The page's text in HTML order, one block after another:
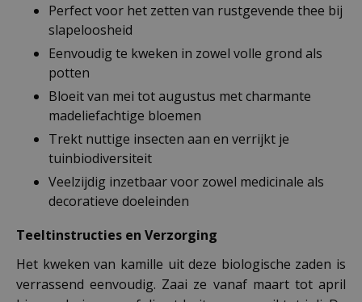
Perfect voor het zetten van rustgevende thee bij
slapeloosheid
Eenvoudig te kweken in zowel volle grond als
potten
Bloeit van mei tot augustus met charmante
madeliefachtige bloemen
Trekt nuttige insecten aan en verrijkt je
tuinbiodiversiteit
Veelzijdig inzetbaar voor zowel medicinale als
decoratieve doeleinden
Teeltinstructies en Verzorging
Het kweken van kamille uit deze biologische zaden is
verrassend eenvoudig. Zaai ze vanaf maart tot april